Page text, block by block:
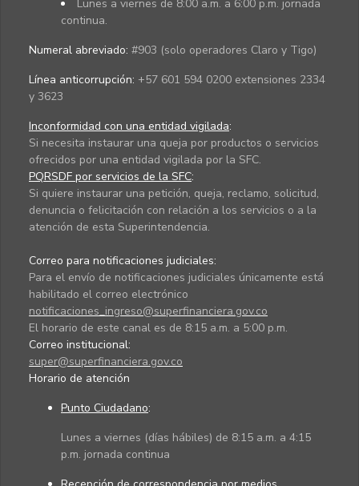
Lunes a viernes de 8:00 a.m. a 6:00 p.m. jornada
continua.
Numeral abreviado: #903 (solo operadores Claro y Tigo)
Línea anticorrupción: +57 601 594 0200 extensiones 2334
y 3623
Inconformidad con una entidad vigilada:
Si necesita instaurar una queja por productos o servicios
ofrecidos por una entidad vigilada por la SFC.
PQRSDF por servicios de la SFC:
Si quiere instaurar una petición, queja, reclamo, solicitud,
denuncia o felicitación con relación a los servicios o a la
atención de esta Superintendencia.
Correo para notificaciones judiciales:
Para el envío de notificaciones judiciales únicamente está
habilitado el correo electrónico
notificaciones_ingreso@superfinanciera.gov.co
El horario de este canal es de 8:15 a.m. a 5:00 p.m.
Correo institucional:
super@superfinanciera.gov.co
Horario de atención
Punto Ciudadano:
Lunes a viernes (días hábiles) de 8:15 a.m. a 4:15
p.m. jornada continua